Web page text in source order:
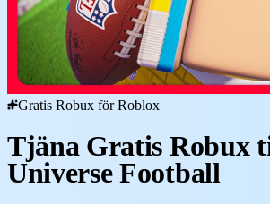
Gratis Robux för Roblox
Tjäna Gratis Robux
Universe Football